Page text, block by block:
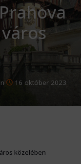
16 október 2023
közelében